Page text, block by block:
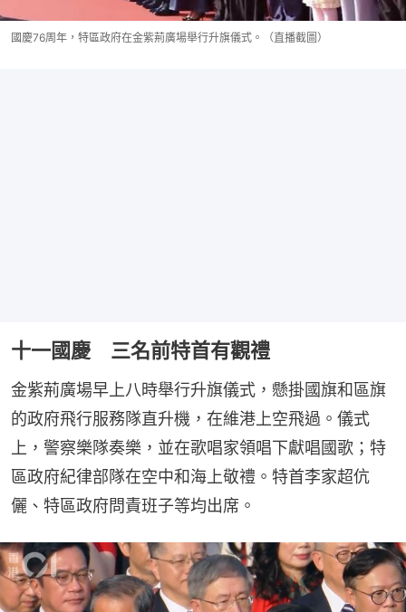
國慶76周年，特區政府在金紫荊廣場舉行升旗儀式。（直播截圖）
十一國慶 三名前特首有觀禮
金紫荊廣場早上八時舉行升旗儀式，懸掛國旗和區旗
的政府飛行服務隊直升機，在維港上空飛過。儀式
上，警察樂隊奏樂，並在歌唱家領唱下獻唱國歌；特
區政府紀律部隊在空中和海上敬禮。特首李家超伉
儷、特區政府問責班子等均出席。